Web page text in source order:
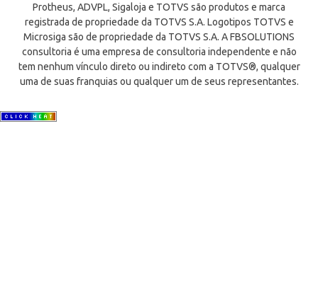
Protheus, ADVPL, Sigaloja e TOTVS são produtos e marca
registrada de propriedade da TOTVS S.A. Logotipos TOTVS e
Microsiga são de propriedade da TOTVS S.A. A FBSOLUTIONS
consultoria é uma empresa de consultoria independente e não
tem nenhum vínculo direto ou indireto com a TOTVS®, qualquer
uma de suas franquias ou qualquer um de seus representantes.